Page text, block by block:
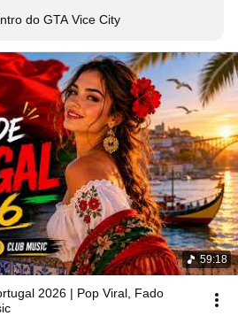
do GTA Vice City
59:18
2026 | Pop Viral, Fado